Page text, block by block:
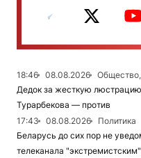
18:46 08.08.2026
Дедок за жесткую
Турарбекова — против
17:43
08.08.2026
Политика
Беларусь до сих пор не
телеканала